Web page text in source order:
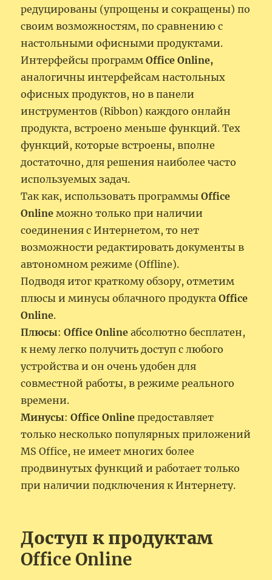
редуцированы (упрощены и сокращены) по
своим возможностям, по сравнению с
настольными офисными продуктами.
Интерфейсы программOffice Online,
аналогичны интерфейсам настольных
офисных продуктов, но в панели
инструментов (Ribbon) каждого онлайн
продукта, встроено меньше функций. Тех
функций, которые встроены, вполне
достаточно, для решения наиболее часто
используемых задач.
Так как, использовать программыOffice
Online можно только при наличии
соединения с Интернетом, то нет
возможности редактировать документы в
автономном режиме (Offline).
Подводя итог краткому обзору, отметим
плюсы и минусы облачного продуктаOffice
Online.
Плюсы:Office Online абсолютно бесплатен,
к нему легко получить доступ с любого
устройства и он очень удобен для
совместной работы, в режиме реального
времени.
Минусы:Office Online предоставляет
только несколько популярных приложений
MS Office, не имеет многих более
продвинутых функций и работает только
при наличии подключения к Интернету.
Доступ к продуктам
Office Online